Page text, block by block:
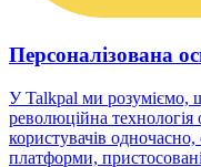
Персоналізована
У Talkpal ми розуміємо,
революційна технологія
користувачів одночасно,
платформи,